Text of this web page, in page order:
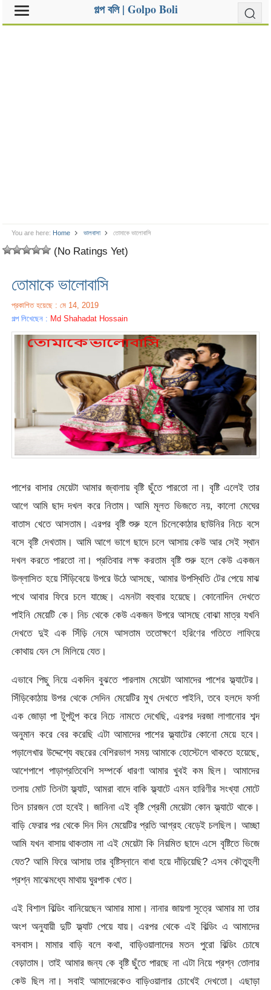
গল্প বলি | Golpo Boli
You are here: Home ভালবাসা তোমাকে ভালোবাসি
(No Ratings Yet)
তোমাকে ভালোবাসি
প্রকাশিত হয়েছে : মে 14, 2019
গল্প লিখেছেন : Md Shahadat Hossain
পাশের বাসার মেয়েটা আমার জ্বালায় বৃষ্টি ছুঁতে পারতো না। বৃষ্টি এলেই তার
আগে আমি ছাদ দখল করে নিতাম। আমি মূলত ভিজতে নয়, কালো মেঘের
বাতাস খেতে আসতাম। এরপর বৃষ্টি শুরু হলে চিলেকোঠার ছাউনির নিচে বসে
বসে বৃষ্টি দেখতাম। আমি আগে ভাগে ছাদে চলে আসায় কেউ আর সেই স্থান
দখল করতে পারতো না। প্রতিবার লক্ষ করতাম বৃষ্টি শুরু হলে কেউ একজন
উল্লাসিত হয়ে সিঁড়িবেয়ে উপরে উঠে আসছে, আমার উপস্থিতি টের পেয়ে মাঝ
পথে আবার ফিরে চলে যাচ্ছে। এমনটা বহুবার হয়েছে। কোনোদিন দেখতে
পাইনি মেয়েটি কে। নিচ থেকে কেউ একজন উপরে আসছে বোঝা মাত্র যখনি
দেখতে দুই এক সিঁড়ি নেমে আসতাম ততোক্ষণে হরিণের গতিতে লাফিয়ে
কোথায় যেন সে মিলিয়ে যেত।
এভাবে পিছু নিয়ে একদিন বুঝতে পারলাম মেয়েটা আমাদের পাশের ফ্ল্যাটের।
সিঁড়িকোঠায় উপর থেকে সেদিন মেয়েটির মুখ দেখতে পাইনি, তবে হলদে ফর্সা
এক জোড়া পা টুপটুপ করে নিচে নামতে দেখেছি, এরপর দরজা লাগানোর শব্দ
অনুমান করে বের করেছি এটা আমাদের পাশের ফ্ল্যাটের কোনো মেয়ে হবে।
পড়ালেখার উদ্দেশ্যে বছরের বেশিরভাগ সময় আমাকে হোস্টেলে থাকতে হয়েছে,
আশেপাশে পাড়াপ্রতিবেশি সম্পর্কে ধারণা আমার খুবই কম ছিল। আমাদের
তলায় মোট তিনটা ফ্ল্যাট, আমরা বাদে বাকি ফ্ল্যাটে এমন হারিণীর সংখ্যা মোটে
তিন চারজন তো হবেই। জানিনা এই বৃষ্টি প্রেমী মেয়েটা কোন ফ্ল্যাটে থাকে।
বাড়ি ফেরার পর থেকে দিন দিন মেয়েটির প্রতি আগ্রহ বেড়েই চলছিল। আচ্ছা
আমি যখন বাসায় থাকতাম না এই মেয়েটা কি নিয়মিত ছাদে এসে বৃষ্টিতে ভিজে
যেত? আমি ফিরে আসায় তার বৃষ্টিস্নানে বাধা হয়ে দাঁড়িয়েছি? এসব কৌতুহলী
প্রশ্ন মাঝেমধ্যে মাথায় ঘুরপাক খেত।
এই বিশাল বিল্ডিং বানিয়েছেন আমার মামা। নানার জায়গা সূত্রে আমার মা তার
অংশ অনুযায়ী দুটি ফ্ল্যাট পেয়ে যায়। এরপর থেকে এই বিল্ডিং এ আমাদের
বসবাস। মামার বাড়ি বলে কথা, বাড়িওয়ালাদের মতন পুরো বিল্ডিং চোষে
বেড়াতাম। তাই আমার জন্য কে বৃষ্টি ছুঁতে পারছে না এটা নিয়ে প্রশ্ন তোলার
কেউ ছিল না। সবাই আমাদেরকেও বাড়িওয়ালার চোখেই দেখতো। এছাড়া